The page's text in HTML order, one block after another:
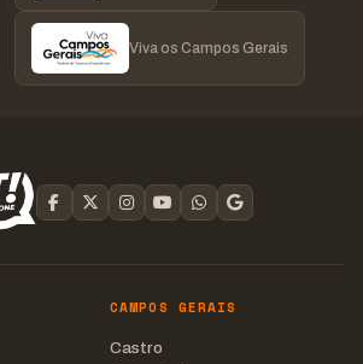
Viva os Campos Gerais
CAMPOS GERAIS
Castro